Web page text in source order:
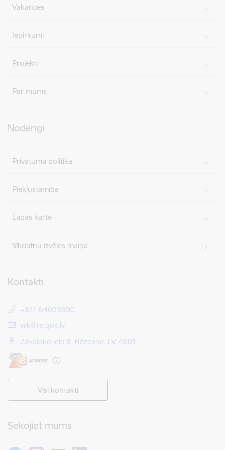
Vakances
Iepirkumi
Projekti
Par mums
Noderīgi
Privātuma politika
Piekļūstamība
Lapas karte
Sīkdatņu izvēles maiņa
Kontakti
+371 64603690
E-pasts:
vrk@rs.gov.lv
Zavoloko iela 8, Rēzekne, LV-4601
Visi kontakti
Sekojiet mums